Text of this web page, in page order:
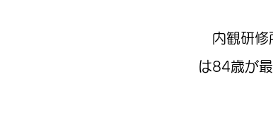
内観研修
は84歳が